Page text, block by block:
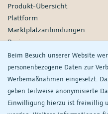
Beim Besuch unserer Website
personenbezogene Daten zur
Werbemaßnahmen eingesetzt.
geben teilweise anonymisierte
Einwilligung hierzu ist freiwillig
Produkt-Übersicht
Plattform
Marktplatzanbindungen
Preise
Knowledge